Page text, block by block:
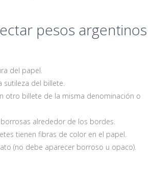
pesos argentinos
del papel.
sutileza del billete.
otro billete de la misma denominación o
alrededor de los bordes.
tienen fibras de color en el papel.
(no debe aparecer borroso u opaco).